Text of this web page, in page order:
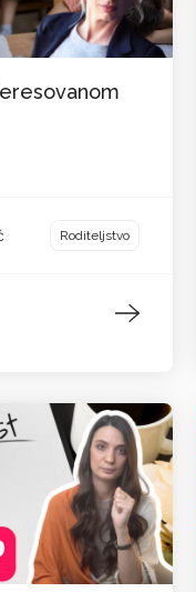
Roditeljstvo